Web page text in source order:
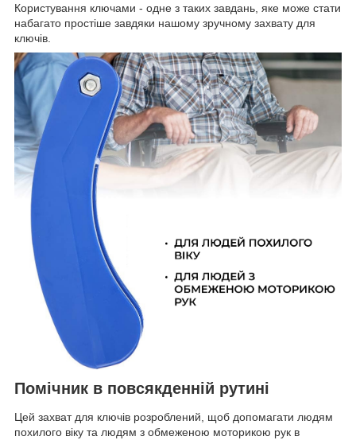
Користування ключами - одне з таких завдань, яке може стати
набагато простіше завдяки нашому зручному захвату для
ключів.
Помічник в повсякденній рутині
Цей захват для ключів розроблений, щоб допомагати людям
похилого віку та людям з обмеженою моторикою рук в